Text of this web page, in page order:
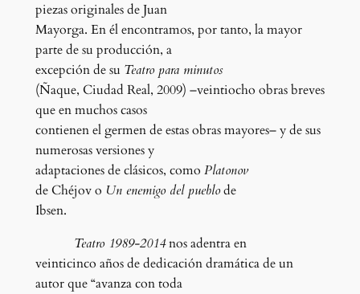
piezas originales de Juan
Mayorga. En él encontramos, por tanto, la mayor
parte de su producción, a
excepción de su Teatro para minutos
(Ñaque, Ciudad Real, 2009) –veintiocho obras breves
que en muchos casos
contienen el germen de estas obras mayores– y de sus
numerosas versiones y
adaptaciones de clásicos, como Platonov
de Chéjov o Un enemigo del pueblode
Ibsen.
Teatro 1989-2014nos adentra en
veinticinco años de dedicación dramática de un
autor que “avanza con toda